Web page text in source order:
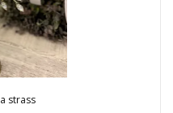
strass